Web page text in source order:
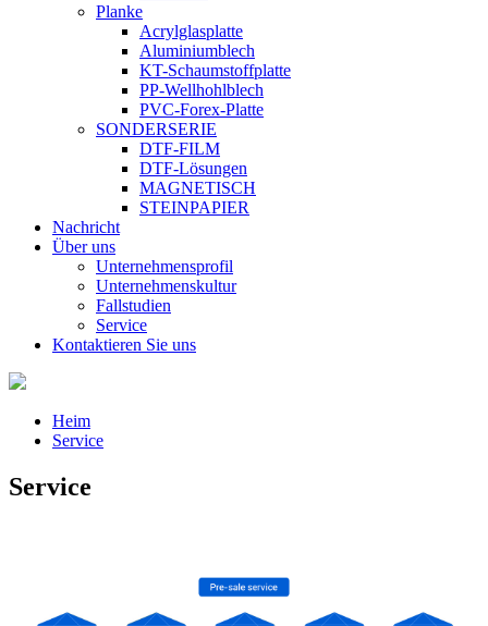
Planke
Acrylglasplatte
Aluminiumblech
KT-Schaumstoffplatte
PP-Wellhohlblech
PVC-Forex-Platte
SONDERSERIE
DTF-FILM
DTF-Lösungen
MAGNETISCH
STEINPAPIER
Nachricht
Über uns
Unternehmensprofil
Unternehmenskultur
Fallstudien
Service
Kontaktieren Sie uns
Heim
Service
Service